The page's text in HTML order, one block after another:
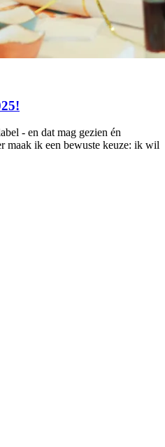
- en dat mag gezien én
maak ik een bewuste keuze: ik wil